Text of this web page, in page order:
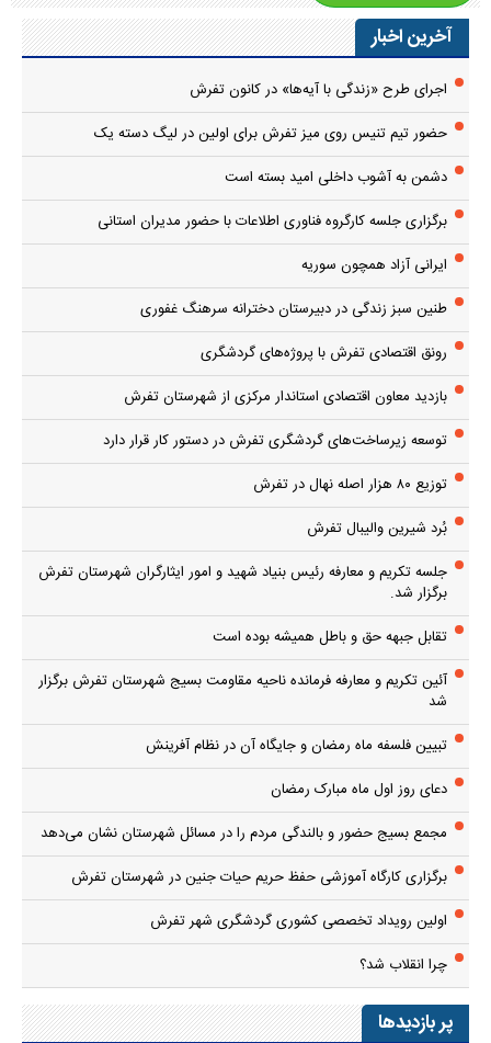
آخرین اخبار
اجرای طرح «زندگی با آیه‌ها» در کانون تفرش
حضور تیم تنیس روی میز تفرش برای اولین در لیگ دسته یک
دشمن به آشوب داخلی امید بسته است
برگزاری جلسه کارگروه فناوری اطلاعات با حضور مدیران استانی
ایرانی آزاد همچون سوریه
طنین سبز زندگی در دبیرستان دخترانه سرهنگ غفوری
رونق اقتصادی تفرش با پروژه‌های گردشگری
بازدید معاون اقتصادی استاندار مرکزی از شهرستان تفرش
توسعه زیرساخت‌های گردشگری تفرش در دستور کار قرار دارد
توزیع ۸۰ هزار اصله نهال در تفرش
بُرد شیرین والیبال تفرش
جلسه تکریم و معارفه رئیس بنیاد شهید و امور ایثارگران شهرستان تفرش
برگزار شد.
تقابل جبهه حق و باطل همیشه بوده است
آئین تکریم و معارفه فرمانده ناحیه مقاومت بسیج شهرستان تفرش برگزار
شد
تبیین فلسفه ماه رمضان و جایگاه آن در نظام آفرینش
دعای روز اول ماه مبارک رمضان
مجمع بسیج حضور و بالندگی مردم را در مسائل شهرستان نشان می‌دهد
برگزاری کارگاه آموزشی حفظ حریم حیات جنین در شهرستان تفرش
اولین رویداد تخصصی کشوری گردشگری شهر تفرش
چرا انقلاب شد؟
پر بازدیدها